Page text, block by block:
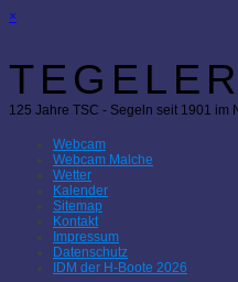
×
125 Jahre TSC - Segeln seit 1901 im
Webcam
Webcam Malche
Wetter
Kalender
Sitemap
Kontakt
Impressum
Datenschutz
IDM der H-Boote 2026